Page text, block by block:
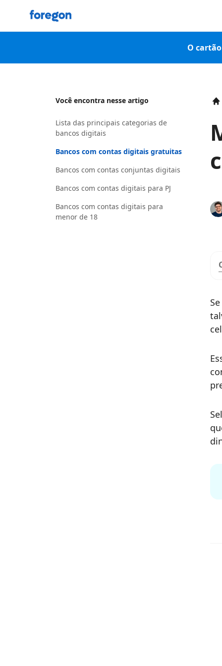
Foregon.com
O
Você encontra nesse artigo
Lista das principais categorias de
bancos digitais
Bancos com contas digitais gratuitas
Bancos com contas conjuntas digitais
Bancos com contas digitais para PJ
Bancos com contas digitais para
menor de 18